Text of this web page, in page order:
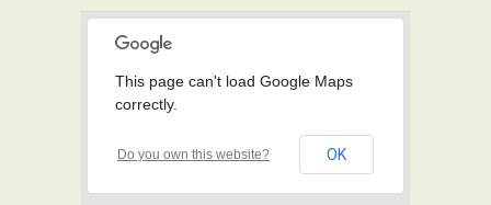
This page can't load Google Maps
correctly.
Do you own this website? OK